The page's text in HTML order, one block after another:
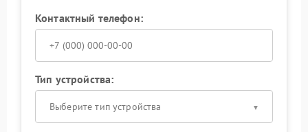
Контактный телефон:
Тип устройства:
Выберите тип устройства